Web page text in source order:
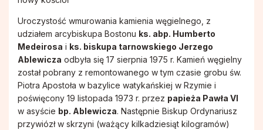
Uroczystość wmurowania kamienia węgielnego, z
udziałem arcybiskupa Bostonu ks. abp. Humberto
Medeirosa i ks. biskupa tarnowskiego Jerzego
Ablewicza odbyła się 17 sierpnia 1975 r. Kamień węgielny
został pobrany z remontowanego w tym czasie grobu św.
Piotra Apostoła w bazylice watykańskiej w Rzymie i
poświęcony 19 listopada 1973 r. przez papieża Pawła VI
w asyście bp. Ablewicza. Następnie Biskup Ordynariusz
przywiózł w skrzyni (ważący kilkadziesiąt kilogramów)